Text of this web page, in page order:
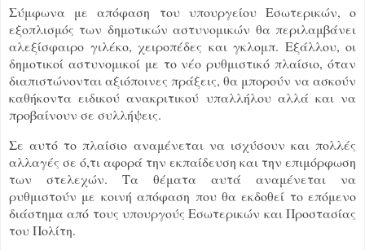
Σύμφωνα με απόφαση του υπουργείου Εσωτερικών, ο
εξοπλισμός των δημοτικών αστυνομικών θα περιλαμβάνει
αλεξίσφαιρο γιλέκο, χειροπέδες και γκλομπ. Εξάλλου, οι
δημοτικοί αστυνομικοί με το νέο ρυθμιστικό πλαίσιο, όταν
διαπιστώνονται αξιόποινες πράξεις, θα μπορούν να ασκούν
καθήκοντα ειδικού ανακριτικού υπαλλήλου αλλά και να
προβαίνουν σε συλλήψεις.
Σε αυτό το πλαίσιο αναμένεται να ισχύσουν και πολλές
αλλαγές σε ό,τι αφορά την εκπαίδευση και την επιμόρφωση
των στελεχών. Τα θέματα αυτά αναμένεται να
ρυθμιστούν με κοινή απόφαση που θα εκδοθεί το επόμενο
διάστημα από τους υπουργούς Εσωτερικών και Προστασίας
του Πολίτη.